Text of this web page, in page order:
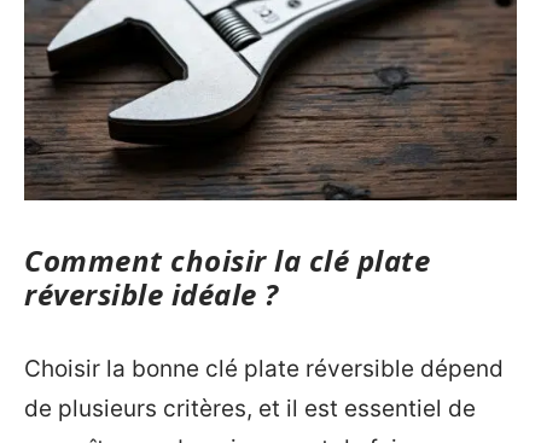
Comment choisir la clé plate
réversible idéale ?
Choisir la bonne clé plate réversible dépend
de plusieurs critères, et il est essentiel de